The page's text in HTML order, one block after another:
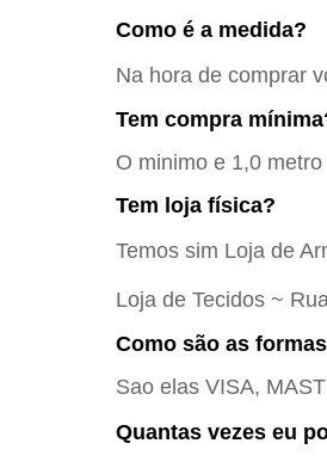
Como é a medida?
Na hora de comprar
Tem compra
O minimo e 1,0 metro
Tem loja física?
Temos sim Loja de
Loja de Tecidos ~
Como são as
Sao elas VISA,
Quantas vezes eu